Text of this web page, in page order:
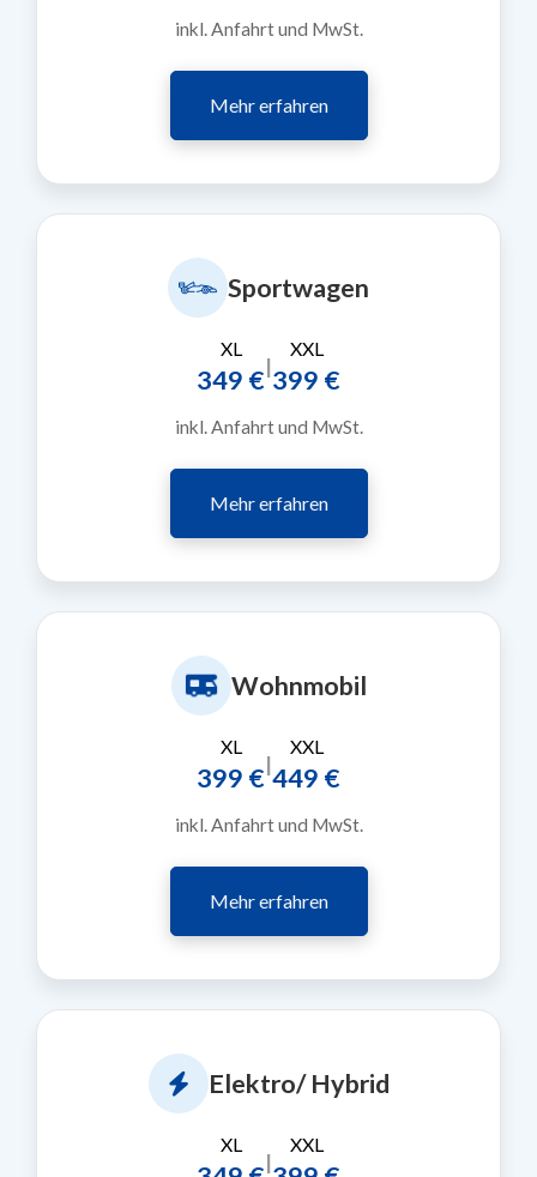
inkl. Anfahrt und MwSt.
Mehr erfahren
Sportwagen
XL
349 €|
XXL
399 €
inkl. Anfahrt und MwSt.
Mehr erfahren
Wohnmobil
XL
399 €|
XXL
449 €
inkl. Anfahrt und MwSt.
Mehr erfahren
Elektro/ Hybrid
XL
|
XXL